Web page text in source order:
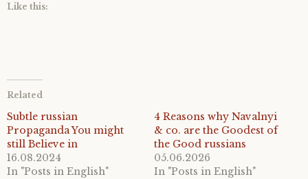
Like this:
Related
Subtle russian
Propaganda You might
still Believe in
16.08.2024
In "Posts in English"
4 Reasons why Navalnyi
& co. are the Goodest of
the Good russians
05.06.2026
In "Posts in English"